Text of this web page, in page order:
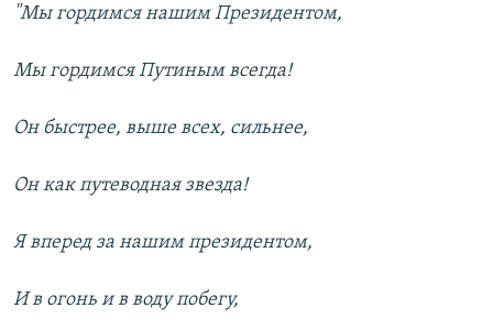
"Мы гордимся нашим Президентом,
Мы гордимся Путиным всегда!
Он быстрее, выше всех, сильнее,
Он как путеводная звезда!
Я вперед за нашим президентом,
И в огонь и в воду побегу,